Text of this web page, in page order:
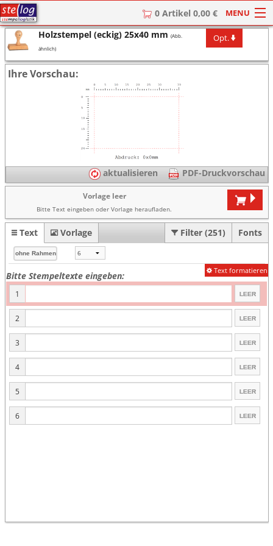
0 Artikel 0,00 € MENU
HOME
Stempel
Stempel-Textplatten
Stempelzubehör
Holzstempel (eckig) 25x40 mm (Abb.
ähnlich)
Opt.
Ihre Vorschau:
aktualisieren PDF-Druckvorschau
Vorlage leer
Bitte Text eingeben oder Vorlage heraufladen.
Text Vorlage Fonts
Filter (251)
Bitte Stempeltexte eingeben:
1
2
3
4
5
6
Text formatieren